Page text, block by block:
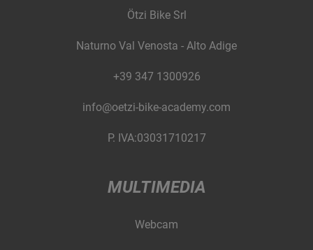
Ötzi Bike Srl
Naturno Val Venosta - Alto Adige
+39 347 1300926
info@oetzi-bike-academy.com
P. IVA:03031710217
MULTIMEDIA
Webcam